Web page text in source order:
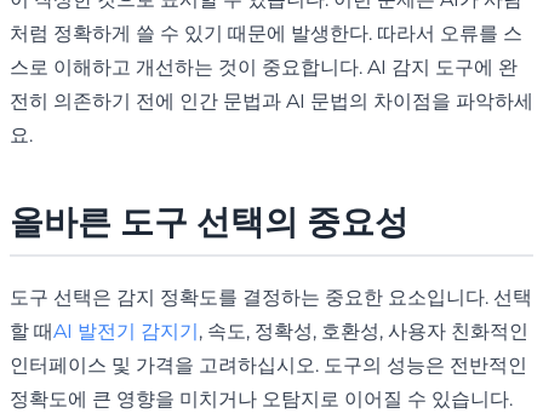
처럼 정확하게 쓸 수 있기 때문에 발생한다. 따라서 오류를 스
스로 이해하고 개선하는 것이 중요합니다. AI 감지 도구에 완
전히 의존하기 전에 인간 문법과 AI 문법의 차이점을 파악하세
요.
올바른 도구 선택의 중요성
도구 선택은 감지 정확도를 결정하는 중요한 요소입니다. 선택
할 때AI 발전기 감지기, 속도, 정확성, 호환성, 사용자 친화적인
인터페이스 및 가격을 고려하십시오. 도구의 성능은 전반적인
정확도에 큰 영향을 미치거나 오탐지로 이어질 수 있습니다.